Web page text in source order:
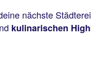
nächste
kulinarischen